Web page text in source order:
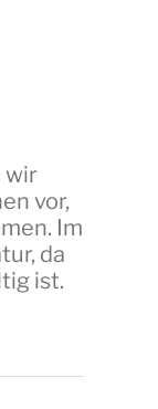
wir
vor,
Im
da
ist.